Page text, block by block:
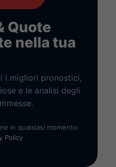
Quote
nella tua
i migliori pronostici,
e le analisi degli
in qualsiasi momento.
Policy